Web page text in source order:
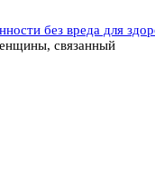
без вреда для
связанный